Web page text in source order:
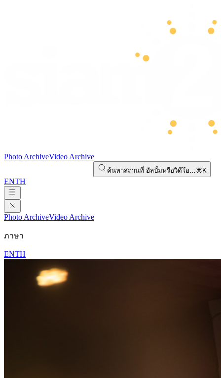
Photo ArchiveVideo Archive
ค้นหาสถานที่ อัลบั้มหรือวิดีโอ…⌘K
ENTH
Photo ArchiveVideo Archive
ภาษา
ENTH